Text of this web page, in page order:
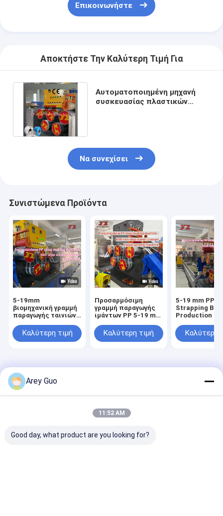
Επικοινωνήστε
Αποκτήστε Την Καλύτερη Τιμή Για
Αυτοματοποιημένη μηχανή
συσκευασίας πλαστικών
Να συνεχίσει
Συνιστώμενα Προϊόντα
5-19mm
βιομηχανική γραμμή
παραγωγής ταινιών
& διπλής βίδες
Καλύτερη τιμή
Προσαρμόσιμη
γραμμή παραγωγής
ιμάντων PP 5-19 mm
περιτύλιξης
Καλύτερη τιμή
5-19 mm PP
Strapping
Production
υλικό
Καλύτερη
Σελίδα
εργοστάσιο.Copyright © 2026 SHENZHEN JIATUO PLASTIC
MACHINERY CO.,LTD. All Rights Reserved.
Arey Guo
11:52 AM
Good day, what product are you looking for?